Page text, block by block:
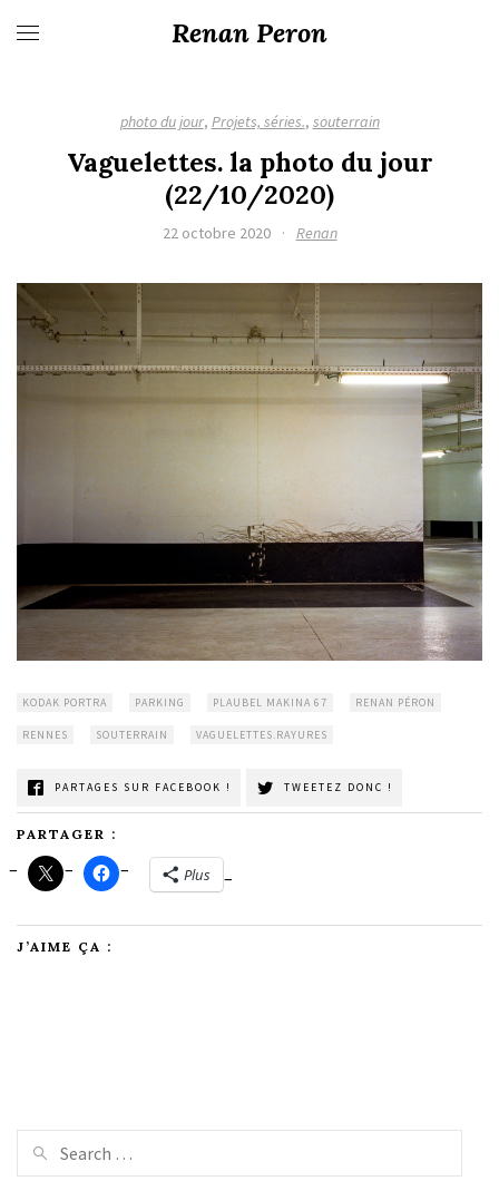
Renan Peron
photo du jour, Projets, séries., souterrain
Vaguelettes. la photo du jour
(22/10/2020)
22 octobre 2020 · Renan
KODAK PORTRA PARKING PLAUBEL MAKINA 67 RENAN PÉRON
RENNES SOUTERRAIN VAGUELETTES.RAYURES
PARTAGES SUR FACEBOOK ! TWEETEZ DONC !
PARTAGER :
Plus
J’AIME ÇA :